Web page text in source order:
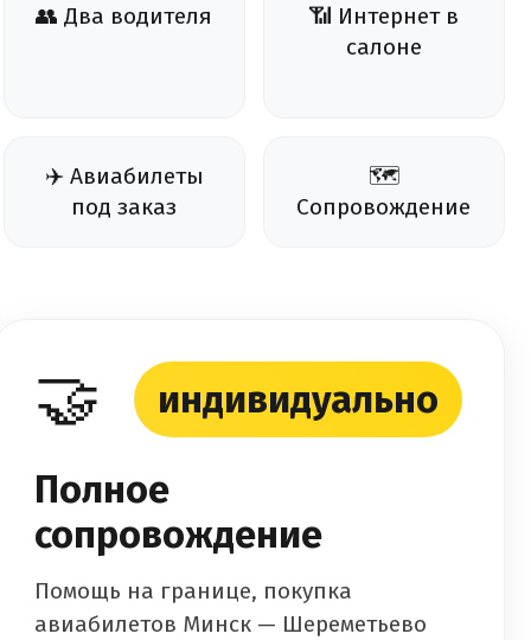
👥 Два водителя
📶 Интернет в
салоне
✈️ Авиабилеты
под заказ
🗺️
Сопровождение
🤝
индивидуально
Полное
сопровождение
Помощь на границе, покупка
авиабилетов Минск — Шереметьево